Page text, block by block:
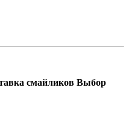
смайликов Выбор